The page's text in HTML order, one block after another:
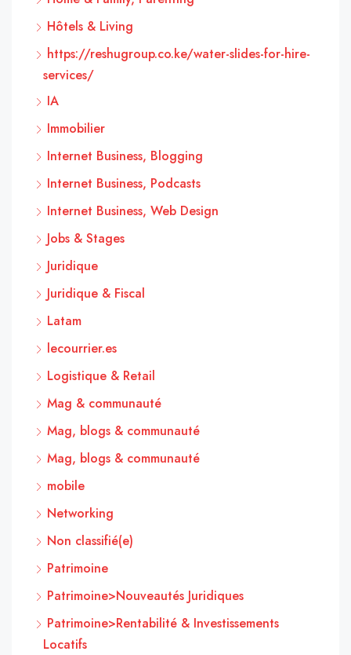
Hôtels & Living
https://reshugroup.co.ke/water-slides-for-hire-
services/
IA
Immobilier
Internet Business, Blogging
Internet Business, Podcasts
Internet Business, Web Design
Jobs & Stages
Juridique
Juridique & Fiscal
Latam
lecourrier.es
Logistique & Retail
Mag & communauté
Mag, blogs & communauté
Mag, blogs & communauté
mobile
Networking
Non classifié(e)
Patrimoine
Patrimoine>Nouveautés Juridiques
Patrimoine>Rentabilité & Investissements
Locatifs